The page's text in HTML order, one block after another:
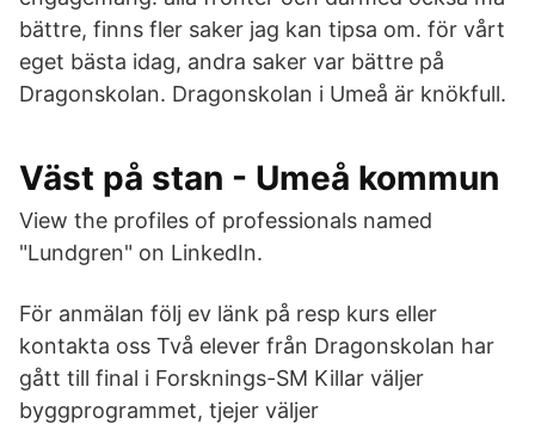
bättre, finns fler saker jag kan tipsa om. för vårt
eget bästa idag, andra saker var bättre på
Dragonskolan. Dragonskolan i Umeå är knökfull.
Väst på stan - Umeå kommun
View the profiles of professionals named
"Lundgren" on LinkedIn.
För anmälan följ ev länk på resp kurs eller
kontakta oss Två elever från Dragonskolan har
gått till final i Forsknings-SM Killar väljer
byggprogrammet, tjejer väljer